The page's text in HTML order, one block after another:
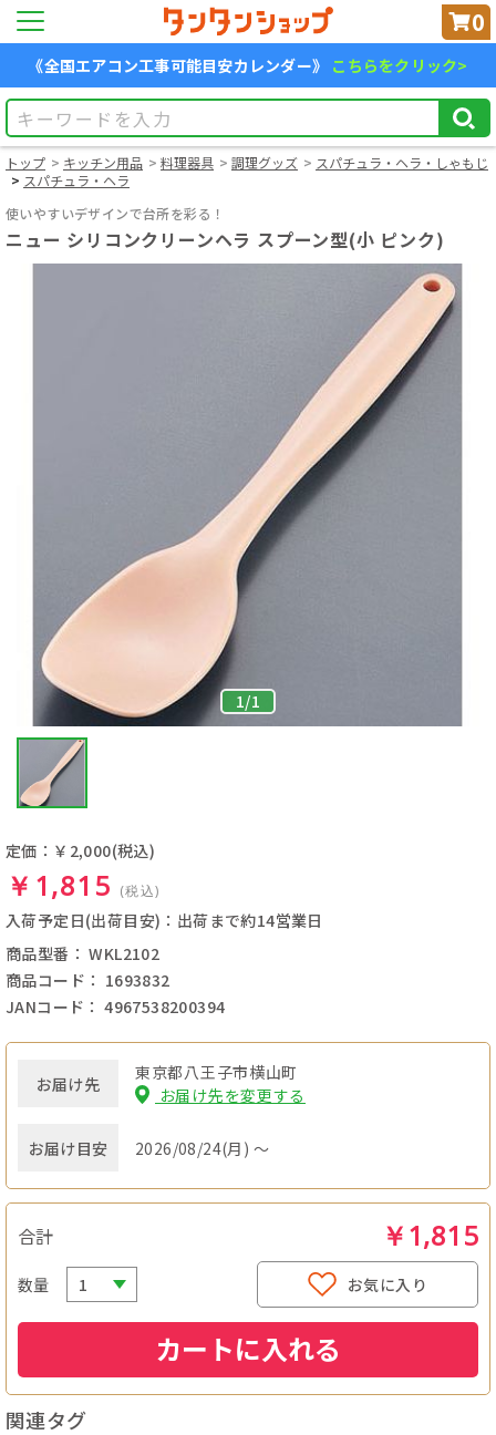
0
《全国エアコン工事可能目安カレンダー》 こちらをクリック>
トップ キッチン用品 料理器具 調理グッズ
スパチュラ・ヘラ・しゃもじ
スパチュラ・ヘラ
使いやすいデザインで台所を彩る！
ニュー シリコンクリーンヘラ スプーン型(小 ピンク)
1/1
定価：￥2,000(税込)
￥1,815 (税込)
入荷予定日(出荷目安)：出荷まで約14営業日
商品型番： WKL2102
商品コード： 1693832
JANコード： 4967538200394
お届け先
東京都八王子市横山町
お届け先を変更する
お届け目安 2026/08/24(月) ～
合計 ￥1,815
数量 お気に入り
カートに入れる
関連タグ